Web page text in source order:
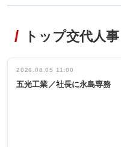
非鉄業界で
インタビュ
ー／社内ア
タックトレー
祝う 業界関
係者ら220人
出席
トップ交代人事
2026.08.05 11:00
五光工業／社長に永島専務